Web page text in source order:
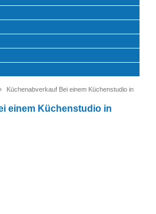
Küchenabverkauf Bei einem Küchenstudio in
einem Küchenstudio in